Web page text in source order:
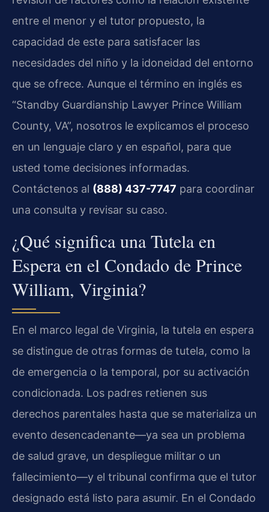
entre el menor y el tutor propuesto, la
capacidad de este para satisfacer las
necesidades del niño y la idoneidad del entorno
que se ofrece. Aunque el término en inglés es
“Standby Guardianship Lawyer Prince William
County, VA”, nosotros le explicamos el proceso
en un lenguaje claro y en español, para que
usted tome decisiones informadas.
Contáctenos al (888) 437-7747 para coordinar
una consulta y revisar su caso.
¿Qué significa una Tutela en
Espera en el Condado de Prince
William, Virginia?
En el marco legal de Virginia, la tutela en espera
se distingue de otras formas de tutela, como la
de emergencia o la temporal, por su activación
condicionada. Los padres retienen sus
derechos parentales hasta que se materializa un
evento desencadenante—ya sea un problema
de salud grave, un despliegue militar o un
fallecimiento—y el tribunal confirma que el tutor
designado está listo para asumir. En el Condado